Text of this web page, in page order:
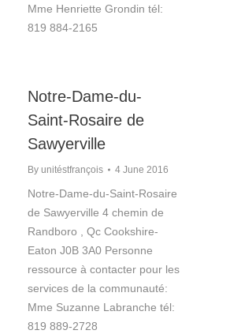
Mme Henriette Grondin tél:
819 884-2165
Notre-Dame-du-
Saint-Rosaire de
Sawyerville
By unitéstfrançois 4 June 2016
Notre-Dame-du-Saint-Rosaire
de Sawyerville 4 chemin de
Randboro , Qc Cookshire-
Eaton J0B 3A0 Personne
ressource à contacter pour les
services de la communauté:
Mme Suzanne Labranche tél:
819 889-2728